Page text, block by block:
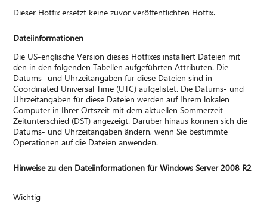
Dieser Hotfix ersetzt keine zuvor veröffentlichten Hotfix.
Dateiinformationen
Die US-englische Version dieses Hotfixes installiert Dateien mit
den in den folgenden Tabellen aufgeführten Attributen. Die
Datums- und Uhrzeitangaben für diese Dateien sind in
Coordinated Universal Time (UTC) aufgelistet. Die Datums- und
Uhrzeitangaben für diese Dateien werden auf Ihrem lokalen
Computer in Ihrer Ortszeit mit dem aktuellen Sommerzeit-
Zeitunterschied (DST) angezeigt. Darüber hinaus können sich die
Datums- und Uhrzeitangaben ändern, wenn Sie bestimmte
Operationen auf die Dateien anwenden.
Hinweise zu den Dateiinformationen für Windows Server 2008 R2
Wichtig